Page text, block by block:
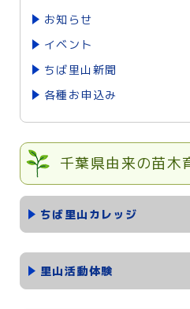
お知らせ
イベント
ちば里山新聞
各種お申込み
千葉県由来の苗木
ちば里山カレッジ
里山活動体験